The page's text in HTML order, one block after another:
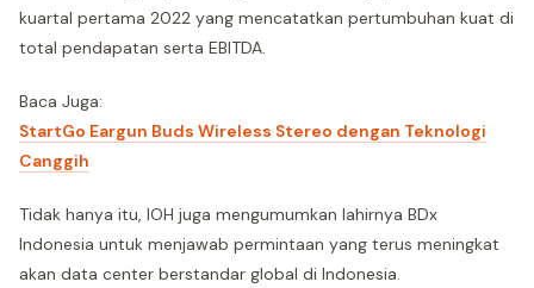
kuartal pertama 2022 yang mencatatkan pertumbuhan kuat di
total pendapatan serta EBITDA.
Baca Juga:
StartGo Eargun Buds Wireless Stereo dengan Teknologi
Canggih
Tidak hanya itu, IOH juga mengumumkan lahirnya BDx
Indonesia untuk menjawab permintaan yang terus meningkat
akan data center berstandar global di Indonesia.